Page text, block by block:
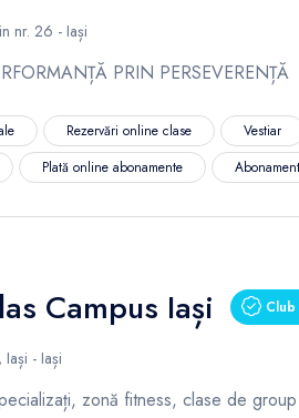
nr. 26 - Iași
PRIN PERSEVERENȚĂ
Rezervări online clase
Vestiar
Plată online abonamente
Campus Iași Club
- Iași
zonă fitness, clase de